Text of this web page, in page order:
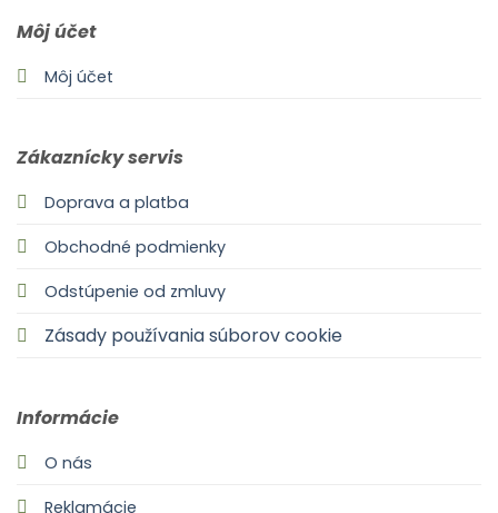
Môj účet
Môj účet
Zákaznícky servis
Doprava a platba
Obchodné podmienky
Odstúpenie od zmluvy
Zásady používania súborov cookie
Informácie
O nás
Reklamácie